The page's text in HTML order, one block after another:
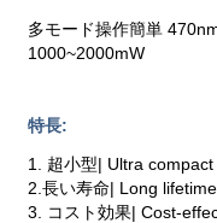
多モード操作簡単
1000~2000mW
特長:
1. 超小型| Ultra compact
2.長い寿命| Long lifetime
3. コスト効果| Cost-